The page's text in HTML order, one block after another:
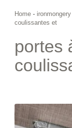
Home - ironmongery
coulissantes et
portes